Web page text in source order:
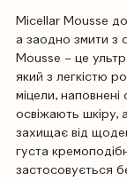
Micellar Mousse
а заодно змити з
Mousse – це
який з легкістю
міцели,
освіжають шкіру,
захищає від
густа
застосовується